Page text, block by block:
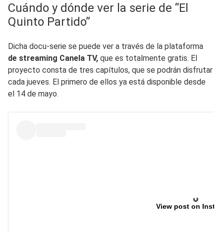
Cuándo y dónde ver la serie de “El
Quinto Partido”
Dicha docu-serie se puede ver a través de la plataforma
de streaming Canela TV, que es totalmente gratis. El
proyecto consta de tres capítulos, que se podrán disfrutar
cada jueves. El primero de ellos ya está disponible desde
el 14 de mayo.
View post on